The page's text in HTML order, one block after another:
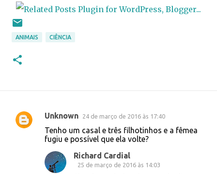
ANIMAIS CIÊNCIA
C
Unknown 24 de março de 2016 às 17:40
Tenho um casal e três filhotinhos e a fêmea
fugiu e possível que ela volte?
Richard Cardial
25 de março de 2016 às 14:03